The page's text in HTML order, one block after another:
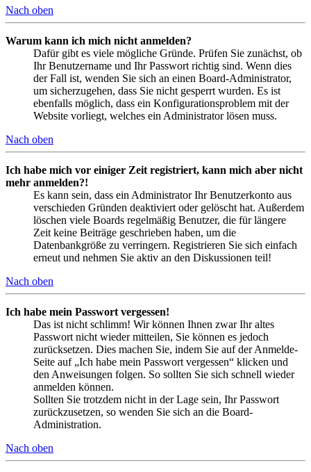
Nach oben
Warum kann ich mich nicht anmelden?
Dafür gibt es viele mögliche Gründe. Prüfen Sie zunächst, ob
Ihr Benutzername und Ihr Passwort richtig sind. Wenn dies
der Fall ist, wenden Sie sich an einen Board-Administrator,
um sicherzugehen, dass Sie nicht gesperrt wurden. Es ist
ebenfalls möglich, dass ein Konfigurationsproblem mit der
Website vorliegt, welches ein Administrator lösen muss.
Nach oben
Ich habe mich vor einiger Zeit registriert, kann mich aber nicht
mehr anmelden?!
Es kann sein, dass ein Administrator Ihr Benutzerkonto aus
verschieden Gründen deaktiviert oder gelöscht hat. Außerdem
löschen viele Boards regelmäßig Benutzer, die für längere
Zeit keine Beiträge geschrieben haben, um die
Datenbankgröße zu verringern. Registrieren Sie sich einfach
erneut und nehmen Sie aktiv an den Diskussionen teil!
Nach oben
Ich habe mein Passwort vergessen!
Das ist nicht schlimm! Wir können Ihnen zwar Ihr altes
Passwort nicht wieder mitteilen, Sie können es jedoch
zurücksetzen. Dies machen Sie, indem Sie auf der Anmelde-
Seite auf „Ich habe mein Passwort vergessen“ klicken und
den Anweisungen folgen. So sollten Sie sich schnell wieder
anmelden können.
Sollten Sie trotzdem nicht in der Lage sein, Ihr Passwort
zurückzusetzen, so wenden Sie sich an die Board-
Administration.
Nach oben